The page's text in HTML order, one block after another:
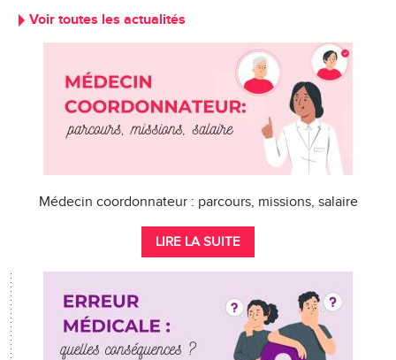
Voir toutes les actualités
Médecin coordonnateur : parcours, missions, salaire
LIRE LA SUITE